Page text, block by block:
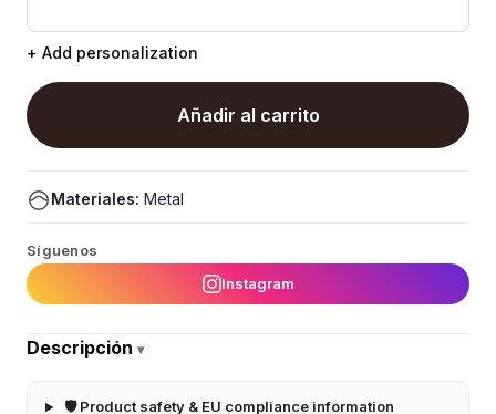
+ Add personalization
Añadir al carrito
Materiales: Metal
Síguenos
Instagram
Descripción ▾
🛡 Product safety & EU compliance information